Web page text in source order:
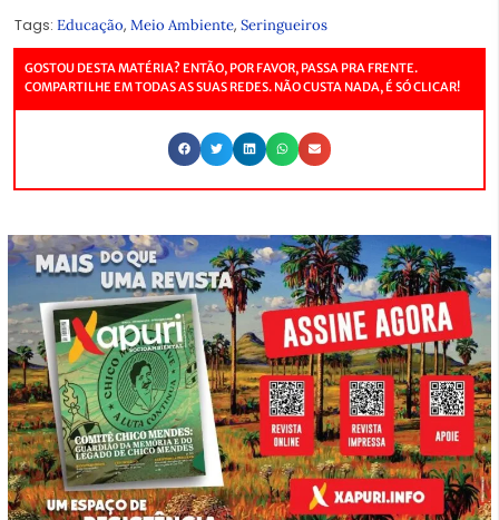
Tags: Educação, Meio Ambiente, Seringueiros
GOSTOU DESTA MATÉRIA? ENTÃO, POR FAVOR, PASSA PRA FRENTE.
COMPARTILHE EM TODAS AS SUAS REDES. NÃO CUSTA NADA, É SÓ CLICAR!